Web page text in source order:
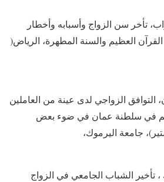
تأخر سن الزواج وأسبابه وأخطار
العظيم والسنة المطهرة، الرياض(
التوافق الزواجي لدى عينة من العاملين
في سلطنة عمان في ضوء بعض
جامعة اليرموك،
، تأخير الشباب الجامعي في الزواج